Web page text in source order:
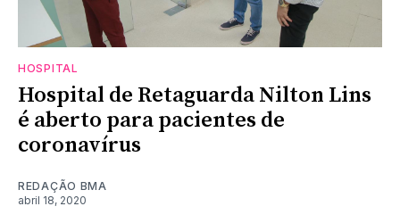
HOSPITAL
Hospital de Retaguarda Nilton Lins
é aberto para pacientes de
coronavírus
REDAÇÃO BMA
abril 18, 2020